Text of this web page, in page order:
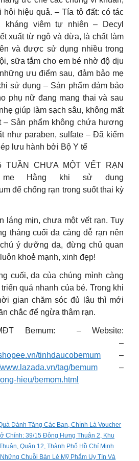
hôi hiệu quả. – Tía tô đất: có tác
kháng viêm tự nhiên – Decyl
xuất từ ngô và dừa, là chất làm
và được sử dụng nhiều trong
sữa tắm cho em bé nhờ độ dịu
ưu điểm sau, đảm bảo mẹ
sử dụng – Sản phẩm đảm bảo
phụ nữ đang mang thai và sau
giúp làm sạch sâu, không mất
– Sản phẩm không chứa hương
như paraben, sulfate – Đã kiểm
lưu hành bởi Bộ Y tế
TUẦN CHƯA MỘT VẾT RẠN
Hằng khi sử dụng
để chống rạn trong suốt thai kỳ
láng mịn, chưa một vết rạn. Tuy
tháng cuối da càng dễ rạn nên
ý dưỡng da, đừng chủ quan
khoẻ mạnh, xinh đẹp!
cuối, da của chúng mình càng
quá nhanh của bé. Trong khi
gian chăm sóc đủ lâu thì mới
chắc để ngừa thâm rạn.
Bemum: – Website:
tinhdaucobemum –
tag/bemum–
hieu/bemom.html
Dành Tặng Các Bạn, Chính Là Voucher
Chính: 39/15 Đông Hưng Thuận 2, Khu
Quận 12, Thành Phố Hồ Chí Minh
Chuỗi Bán Lẻ Mỹ Phẩm Uy Tín Và